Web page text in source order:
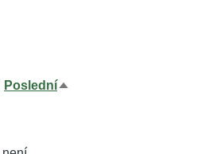
Poslední Seřadit